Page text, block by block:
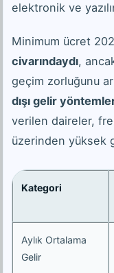
elektronik ve
Minimum ücret
civarındaydı,
geçim zorluğunu
dışı gelir
verilen daireler,
üzerinden yüksek
Kategori
Aylık Ortalama
Gelir